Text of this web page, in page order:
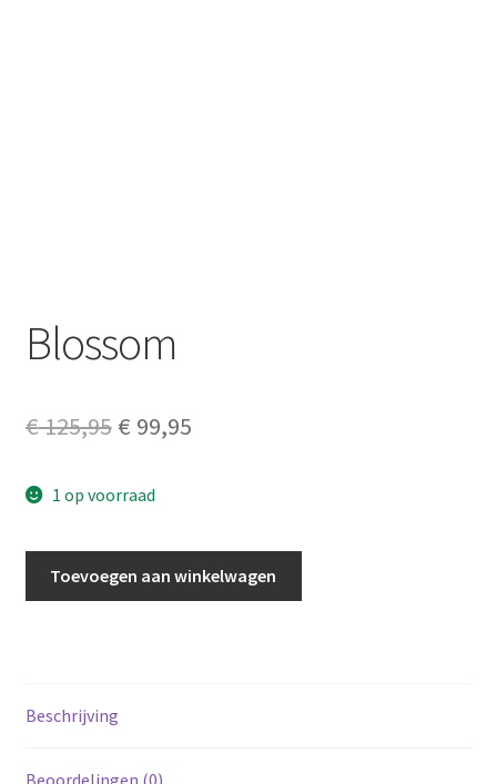
Blossom
€125,95 Original
was:
€ 125,95.
€ 99,95Current
€ 99,95.
1 op voorraad
Toevoegen aan winkelwagen
Beschrijving
Beoordelingen (0)